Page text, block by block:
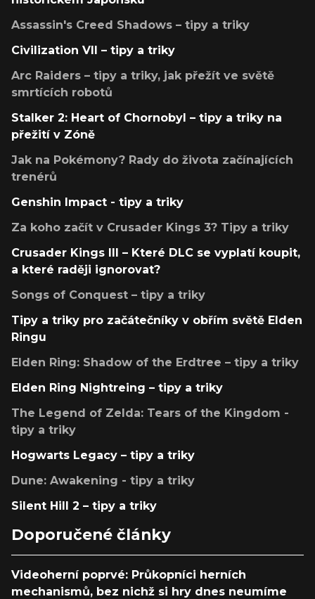
Assassin's Creed Shadows – tipy a triky
Civilization VII – tipy a triky
Arc Raiders – tipy a triky, jak přežít ve světě
smrtících robotů
Stalker 2: Heart of Chornobyl – tipy a triky na
přežití v Zóně
Jak na Pokémony? Rady do života začínajících
trenérů
Genshin Impact - tipy a triky
Za koho začít v Crusader Kings 3? Tipy a triky
Crusader Kings III – Které DLC se vyplatí koupit,
a které raději ignorovat?
Songs of Conquest – tipy a triky
Tipy a triky pro začátečníky v obřím světě Elden
Ringu
Elden Ring: Shadow of the Erdtree – tipy a triky
Elden Ring Nightreing – tipy a triky
The Legend of Zelda: Tears of the Kingdom -
tipy a triky
Hogwarts Legacy – tipy a triky
Dune: Awakening - tipy a triky
Silent Hill 2 – tipy a triky
Doporučené články
Videoherní poprvé: Průkopníci herních
mechanismů, bez nichž si hry dnes neumíme